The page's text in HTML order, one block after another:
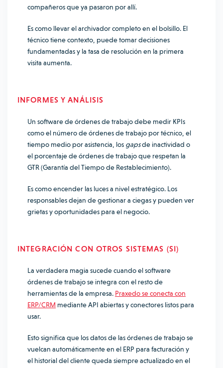
compañeros que ya pasaron por allí.
Es como llevar el archivador completo en el bolsillo. El
técnico tiene contexto, puede tomar decisiones
fundamentadas y la tasa de resolución en la primera
visita aumenta.
INFORMES Y ANÁLISIS
Un software de órdenes de trabajo debe medir KPIs
como el número de órdenes de trabajo por técnico, el
tiempo medio por asistencia, los gapsde inactividad o
el porcentaje de órdenes de trabajo que respetan la
GTR (Garantía del Tiempo de Restablecimiento).
Es como encender las luces a nivel estratégico. Los
responsables dejan de gestionar a ciegas y pueden ver
grietas y oportunidades para el negocio.
INTEGRACIÓN CON OTROS SISTEMAS (SI)
La verdadera magia sucede cuando el software
órdenes de trabajo se integra con el resto de
herramientas de la empresa. Praxedo se conecta con
ERP/CRM mediante API abiertas y conectores listos para
usar.
Esto significa que los datos de las órdenes de trabajo se
vuelcan automáticamente en el ERP para facturación y
el historial del cliente queda siempre actualizado en el